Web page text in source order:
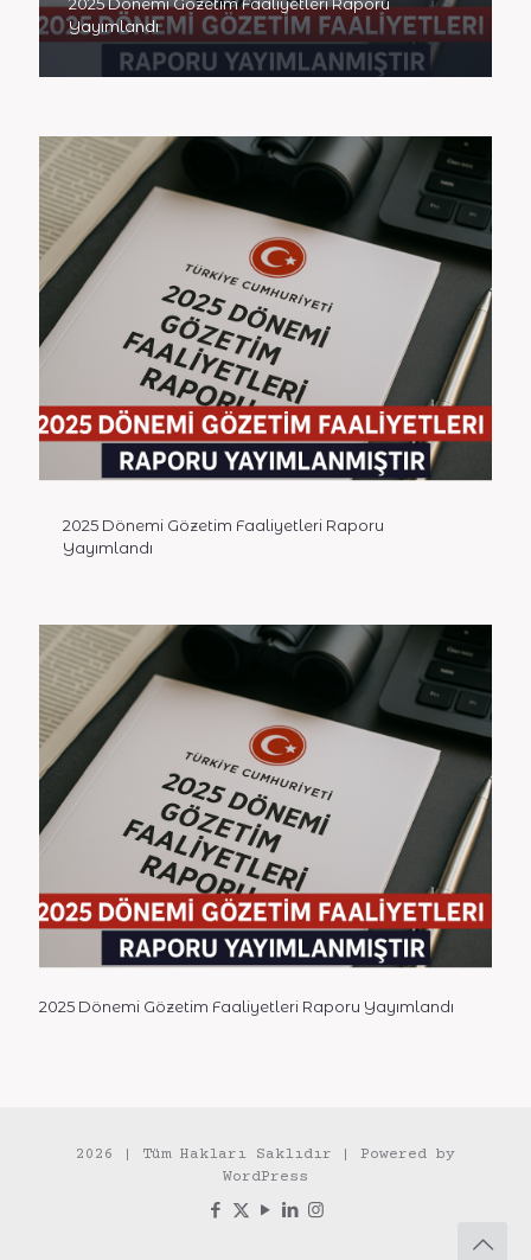
Yayımlandı
2025 Dönemi Gözetim Faaliyetleri Raporu
Yayımlandı
2025 Dönemi Gözetim Faaliyetleri Raporu Yayımlandı
2026 | Tüm Hakları Saklıdır | Powered by
WordPress